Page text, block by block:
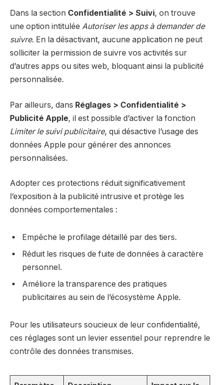
Dans la section Confidentialité > Suivi, on trouve
une option intitulée Autoriser les apps à demander de
suivre. En la désactivant, aucune application ne peut
solliciter la permission de suivre vos activités sur
d’autres apps ou sites web, bloquant ainsi la publicité
personnalisée.
Par ailleurs, dans Réglages > Confidentialité >
Publicité Apple, il est possible d’activer la fonction
Limiter le suivi publicitaire, qui désactive l’usage des
données Apple pour générer des annonces
personnalisées.
Adopter ces protections réduit significativement
l’exposition à la publicité intrusive et protège les
données comportementales :
Empêche le profilage détaillé par des tiers.
Réduit les risques de fuite de données à caractère
personnel.
Améliore la transparence des pratiques
publicitaires au sein de l’écosystème Apple.
Pour les utilisateurs soucieux de leur confidentialité,
ces réglages sont un levier essentiel pour reprendre le
contrôle des données transmises.